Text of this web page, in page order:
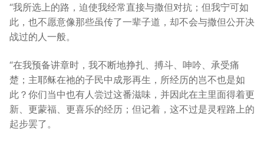
“我所选上的路，迫使我经常直接与撒但对抗；但我宁可如
此，也不愿意像那些虽传了一辈子道，却不会与撒但公开决
战过的人一般。
“在我预备讲章时，我不断地挣扎、搏斗、呻吟、承受痛
楚；主耶稣在祂的子民中成形再生，所经历的岂不也是如
此？你们当中也有人尝过这番滋味，并因此在主里面得着更
新、更蒙福、更喜乐的经历；但记着，这不过是灵程路上的
起步罢了。